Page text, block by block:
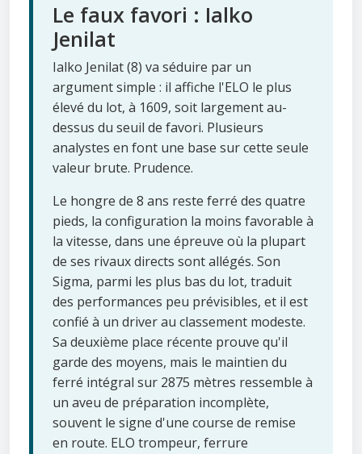
Le faux favori : Ialko
Jenilat
Ialko Jenilat (8) va séduire par un
argument simple : il affiche l'ELO le plus
élevé du lot, à 1609, soit largement au-
dessus du seuil de favori. Plusieurs
analystes en font une base sur cette seule
valeur brute. Prudence.
Le hongre de 8 ans reste ferré des quatre
pieds, la configuration la moins favorable à
la vitesse, dans une épreuve où la plupart
de ses rivaux directs sont allégés. Son
Sigma, parmi les plus bas du lot, traduit
des performances peu prévisibles, et il est
confié à un driver au classement modeste.
Sa deuxième place récente prouve qu'il
garde des moyens, mais le maintien du
ferré intégral sur 2875 mètres ressemble à
un aveu de préparation incomplète,
souvent le signe d'une course de remise
en route. ELO trompeur, ferrure